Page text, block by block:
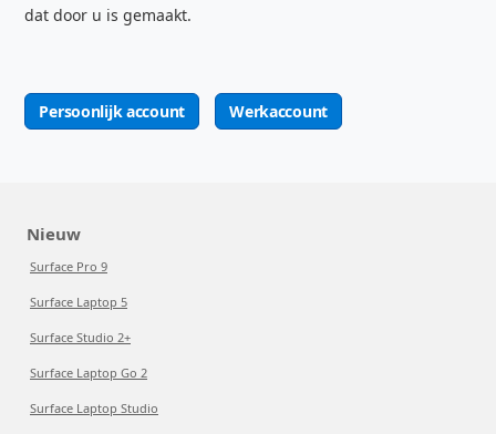
dat door u is gemaakt.
Persoonlijk account Werkaccount
Nieuw
Surface Pro 9
Surface Laptop 5
Surface Studio 2+
Surface Laptop Go 2
Surface Laptop Studio